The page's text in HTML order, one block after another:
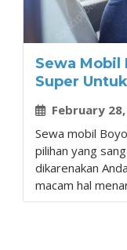
Sewa Mobil
Super
February
Sewa mobil
pilihan yang
dikarenakan
macam hal